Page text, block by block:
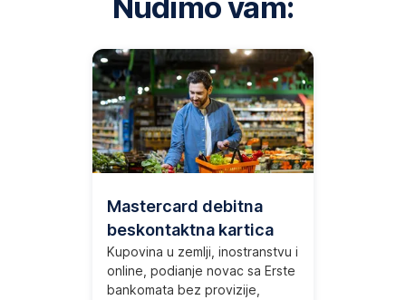
Nudimo vam:
Mastercard debitna
beskontaktna kartica
Kupovina u zemlji, inostranstvu i
online, podianje novac sa Erste
bankomata bez provizije,